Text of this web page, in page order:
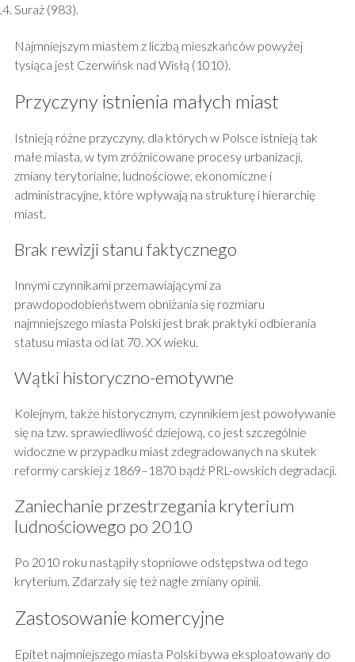
Suraż (983).
Najmniejszym miastem z liczbą mieszkańców powyżej
tysiąca jest Czerwińsk nad Wisłą (1010).
Przyczyny istnienia małych miast
Istnieją różne przyczyny, dla których w Polsce istnieją tak
małe miasta, w tym zróżnicowane procesy urbanizacji,
zmiany terytorialne, ludnościowe, ekonomiczne i
administracyjne, które wpływają na strukturę i hierarchię
miast.
Brak rewizji stanu faktycznego
Innymi czynnikami przemawiającymi za
prawdopodobieństwem obniżania się rozmiaru
najmniejszego miasta Polski jest brak praktyki odbierania
statusu miasta od lat 70. XX wieku.
Wątki historyczno-emotywne
Kolejnym, także historycznym, czynnikiem jest powoływanie
się na tzw. sprawiedliwość dziejową, co jest szczególnie
widoczne w przypadku miast zdegradowanych na skutek
reformy carskiej z 1869–1870 bądź PRL-owskich degradacji.
Zaniechanie przestrzegania kryterium
ludnościowego po 2010
Po 2010 roku nastąpiły stopniowe odstępstwa od tego
kryterium. Zdarzały się też nagłe zmiany opinii.
Zastosowanie komercyjne
Epitet najmniejszego miasta Polski bywa eksploatowany do